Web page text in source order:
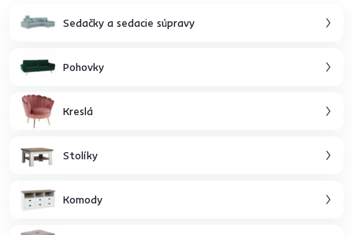
Sedačky a sedacie súpravy
Pohovky
Kreslá
Stolíky
Komody